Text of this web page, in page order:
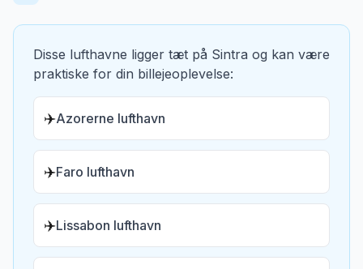
Disse lufthavne ligger tæt på Sintra og kan være
praktiske for din billejeoplevelse:
✈️Azorerne lufthavn
✈️Faro lufthavn
✈️Lissabon lufthavn